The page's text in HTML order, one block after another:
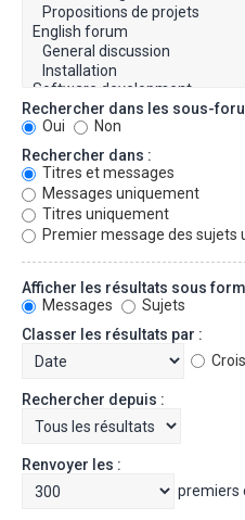
Rechercher dans les sous-
Oui
Non
Rechercher dans :
Titres et messages
Messages uniquement
Titres uniquement
Premier message des sujets
Afficher les résultats sous
Messages
Sujets
Classer les résultats par :
Rechercher depuis :
Renvoyer les :
premiers